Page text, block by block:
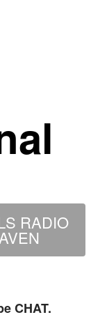
RADIO
CHAT.